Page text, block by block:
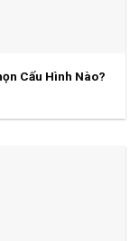
Cấu Hình Nào?